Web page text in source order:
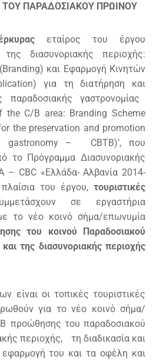
ΠΑΡΑΔΟΣΙΑΚΟΥ ΠΡΩΙΝΟΥ
εταίρος του έργου
διασυνοριακής περιοχής:
και Εφαρμογή Κινητών
για τη διατήρηση και
γαστρονομίας
the C/B area: Branding Scheme
the preservation and promotion
gastronomy –
CBTB)’, που
το Πρόγραμμα Διασυνοριακής
– CBC «Ελλάδα- Αλβανία 2014-
του έργου, τουριστικές
σε εργαστήρια
το νέο κοινό σήμα/επωνυμία
του κοινού Παραδοσιακού
της διασυνοριακής περιοχής
είναι οι τοπικές τουριστικές
για το νέο κοινό σήμα/
προώθησης του παραδοσιακού
περιοχής,
τη διαδικασία και
εφαρμογή του και τα οφέλη και